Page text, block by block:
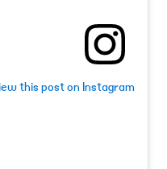
this post on Instagram